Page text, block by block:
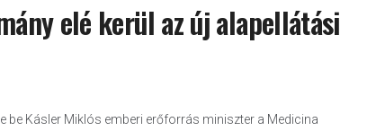
elé kerül az új alapellátási
be Kásler Miklós emberi erőforrás miniszter a Medicina